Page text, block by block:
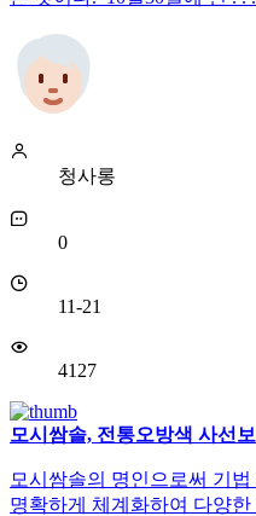
청사롱
0
11-21
4127
모시쌈솔, 전통오방색 사선보
모시쌈솔의 명인으로써 기
명확하게 체계화하여 다양